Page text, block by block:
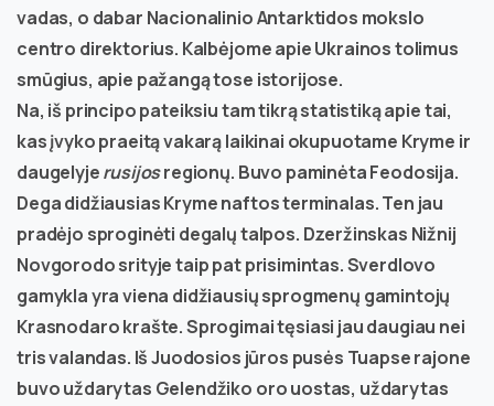
vadas, o dabar Nacionalinio Antarktidos mokslo
centro direktorius. Kalbėjome apie Ukrainos tolimus
smūgius, apie pažangą tose istorijose.
Na, iš principo pateiksiu tam tikrą statistiką apie tai,
kas įvyko praeitą vakarą laikinai okupuotame Kryme ir
daugelyjerusijosregionų. Buvo paminėta Feodosija.
Dega didžiausias Kryme naftos terminalas. Ten jau
pradėjo sproginėti degalų talpos. Dzeržinskas Nižnij
Novgorodo srityje taip pat prisimintas. Sverdlovo
gamykla yra viena didžiausių sprogmenų gamintojų
Krasnodaro krašte. Sprogimai tęsiasi jau daugiau nei
tris valandas. Iš Juodosios jūros pusės Tuapse rajone
buvo uždarytas Gelendžiko oro uostas, uždarytas